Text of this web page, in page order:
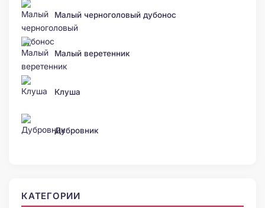
Малый черноголовый дубонос
Малый веретенник
Клуша
Дубровник
КАТЕГОРИИ